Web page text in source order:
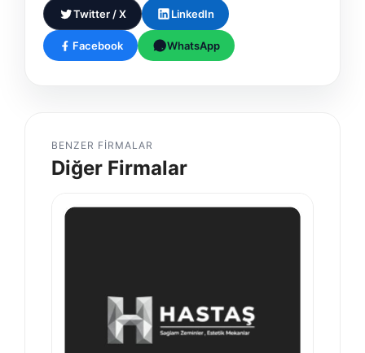
Twitter / X LinkedIn
Facebook WhatsApp
BENZER FIRMALAR
Diğer Firmalar